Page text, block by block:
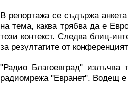
В репортажа се съдържа
на тема, каква трябва да е
този контекст. Следва блиц-
за резултатите от
"Радио Благоевград" излъчва
радиомрежа "Евранет". Водещ е